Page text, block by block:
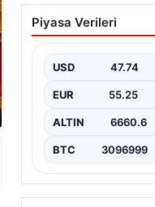
Ertuğrul
verdi. “Aklımın
Piyasa Verileri
USD 47.74
EUR 55.25
ALTIN 6660.6
BTC 3096999